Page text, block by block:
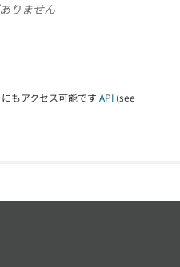
りません
もアクセス可能です API (see